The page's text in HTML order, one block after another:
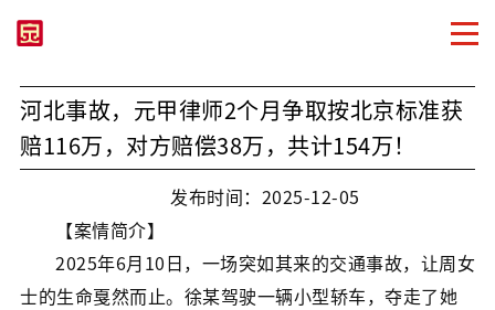
河北事故，元甲律师2个月争取按北京标准获
赔116万，对方赔偿38万，共计154万！
发布时间：2025-12-05
【案情简介】
2025年6月10日，一场突如其来的交通事故，让周女
士的生命戛然而止。徐某驾驶一辆小型轿车，夺走了她